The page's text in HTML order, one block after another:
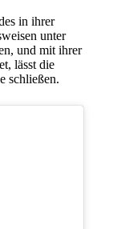
in ihrer
unter
und mit ihrer
lässt die
schließen.